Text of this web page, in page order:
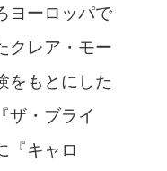
ヨーロッパで
クレア・モー
をもとにした
ザ・ブライ
『キャロ